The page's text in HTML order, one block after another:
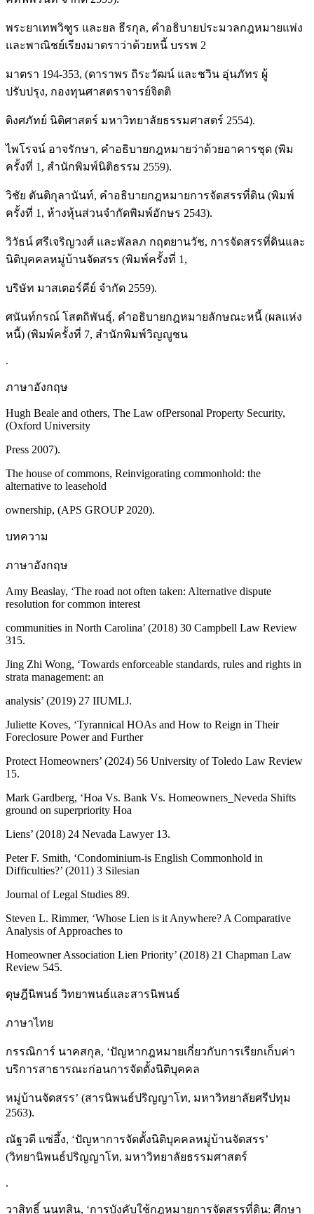
พระยาเทพวิฑูร และยล ธีรกุล, คำอธิบายประมวลกฎหมายแพ่ง
และพาณิชย์เรียงมาตราว่าด้วยหนี้ บรรพ 2
มาตรา 194-353, (ดาราพร ถิระวัฒน์ และชวิน อุ่นภัทร ผู้
ปรับปรุง, กองทุนศาสตราจารย์จิตติ
ติงศภัทย์ นิติศาสตร์ มหาวิทยาลัยธรรมศาสตร์ 2554).
ไพโรจน์ อาจรักษา, คำอธิบายกฎหมายว่าด้วยอาคารชุด (พิม
ครั้งที่ 1, สำนักพิมพ์นิติธรรม 2559).
วิชัย ตันติกุลานันท์, คำอธิบายกฎหมายการจัดสรรที่ดิน (พิมพ์
ครั้งที่ 1, ห้างหุ้นส่วนจำกัดพิมพ์อักษร 2543).
วิวัธน์ ศรีเจริญวงศ์ และพัลลภ กฤตยานวัช, การจัดสรรที่ดินและ
นิติบุคคลหมู่บ้านจัดสรร (พิมพ์ครั้งที่ 1,
บริษัท มาสเตอร์คีย์ จำกัด 2559).
ศนันท์กรณ์ โสตถิพันธุ์, คำอธิบายกฎหมายลักษณะหนี้ (ผลแห่ง
หนี้) (พิมพ์ครั้งที่ 7, สำนักพิมพ์วิญญูชน
.
ภาษาอังกฤษ
Hugh Beale and others, The Law ofPersonal Property Security,
(Oxford University
Press 2007).
The house of commons, Reinvigorating commonhold: the
alternative to leasehold
ownership, (APS GROUP 2020).
บทความ
ภาษาอังกฤษ
Amy Beaslay, ‘The road not often taken: Alternative dispute
resolution for common interest
communities in North Carolina’ (2018) 30 Campbell Law Review
315.
Jing Zhi Wong, ‘Towards enforceable standards, rules and rights in
strata management: an
analysis’ (2019) 27 IIUMLJ.
Juliette Koves, ‘Tyrannical HOAs and How to Reign in Their
Foreclosure Power and Further
Protect Homeowners’ (2024) 56 University of Toledo Law Review
15.
Mark Gardberg, ‘Hoa Vs. Bank Vs. Homeowners_Neveda Shifts
ground on superpriority Hoa
Liens’ (2018) 24 Nevada Lawyer 13.
Peter F. Smith, ‘Condominium-is English Commonhold in
Difficulties?’ (2011) 3 Silesian
Journal of Legal Studies 89.
Steven L. Rimmer, ‘Whose Lien is it Anywhere? A Comparative
Analysis of Approaches to
Homeowner Association Lien Priority’ (2018) 21 Chapman Law
Review 545.
ดุษฎีนิพนธ์ วิทยาพนธ์และสารนิพนธ์
ภาษาไทย
กรรณิการ์ นาคสกุล, ‘ปัญหากฎหมายเกี่ยวกับการเรียกเก็บค่า
บริการสาธารณะก่อนการจัดตั้งนิติบุคคล
หมู่บ้านจัดสรร’ (สารนิพนธ์ปริญญาโท, มหาวิทยาลัยศรีปทุม
2563).
ณัฐวดี แซ่อึ้ง, ‘ปัญหาการจัดตั้งนิติบุคคลหมู่บ้านจัดสรร’
(วิทยานิพนธ์ปริญญาโท, มหาวิทยาลัยธรรมศาสตร์
.
วาสิทธิ์ นนทสิน, ‘การบังคับใช้กฎหมายการจัดสรรที่ดิน: ศึกษา